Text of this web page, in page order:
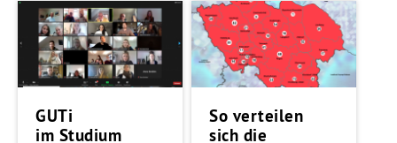
GUTi
im Studium
So verteilen
sich die